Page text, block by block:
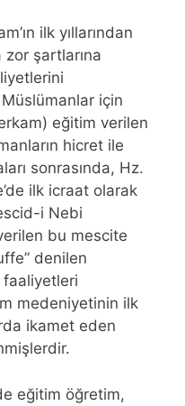
ilk yıllarından
şartlarına
için
eğitim verilen
hicret ile
sonrasında, Hz.
ilk icraat olarak
i Nebi
bu mescite
denilen
medeniyetinin ilk
ikamet eden
eğitim öğretim,